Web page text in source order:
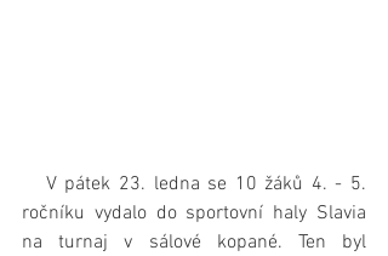
V pátek 23. ledna se 10 žáků 4. - 5.
ročníku vydalo do sportovní haly Slavia
na turnaj v sálové kopané. Ten byl